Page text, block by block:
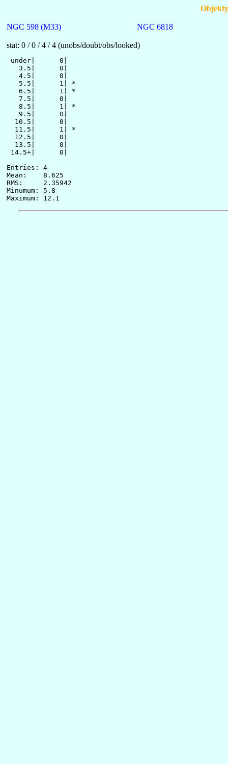
NGC 598 (M33) NGC 6818
stat: 0 / 0 / 4 / 4 (unobs/doubt/obs/looked)
under|      0|
   3.5|      0|
   4.5|      0|
   5.5|      1| *
   6.5|      1| *
   7.5|      0|
   8.5|      1| *
   9.5|      0|
  10.5|      0|
  11.5|      1| *
  12.5|      0|
  13.5|      0|
14.5+|      0|
Entries: 4
Mean:    8.625
RMS:     2.35942
Minumum: 5.8